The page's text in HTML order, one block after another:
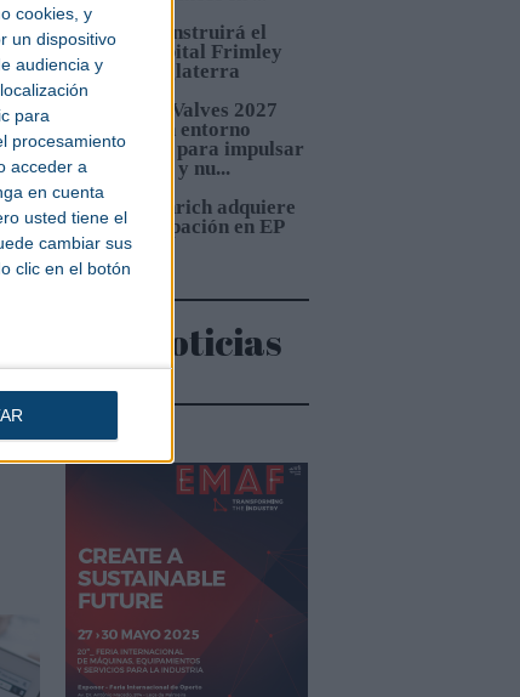
cookies, y
un dispositivo
audiencia y
para
procesamiento
acceder a
en cuenta
usted tiene el
cambiar sus
clic en el botón
3.Sacyr construirá el
nuevo Hospital Frimley
Park en Inglaterra
Pumps&Valves 2027
ofrecerá un entorno
estratégico para impulsar
inversiones y nu...
5.
Jungheinrich adquiere
una participación en EP
Equipment
Más noticias